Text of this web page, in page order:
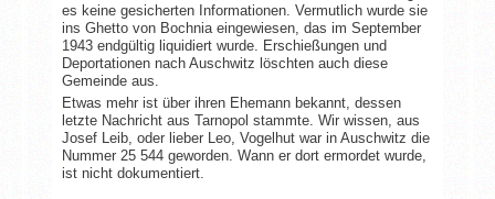
es keine gesicherten Informationen. Vermutlich wurde sie
ins Ghetto von Bochnia eingewiesen, das im September
1943 endgültig liquidiert wurde. Erschießungen und
Deportationen nach Auschwitz löschten auch diese
Gemeinde aus.
Etwas mehr ist über ihren Ehemann bekannt, dessen
letzte Nachricht aus Tarnopol stammte. Wir wissen, aus
Josef Leib, oder lieber Leo, Vogelhut war in Auschwitz die
Nummer 25 544 geworden. Wann er dort ermordet wurde,
ist nicht dokumentiert.